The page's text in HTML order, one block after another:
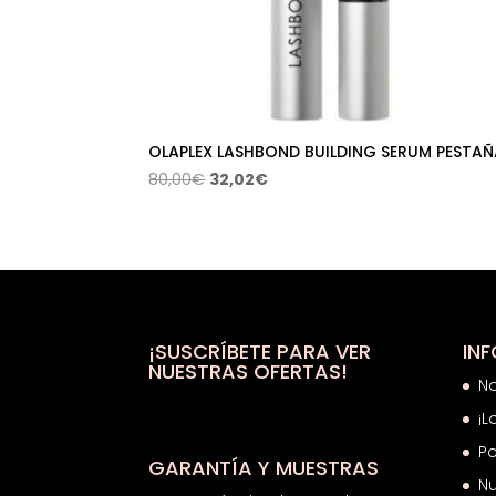
OLAPLEX LASHBOND BUILDING SERUM
80,00€ El
32,02€El
¡SUSCRÍBETE PARA VER
NUESTRAS OFERTAS!
GARANTÍA Y MUESTRAS